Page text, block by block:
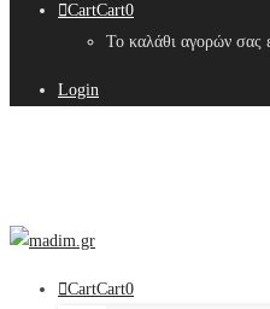
CartCart0
Το καλάθι αγορών σας
Login
CartCart0